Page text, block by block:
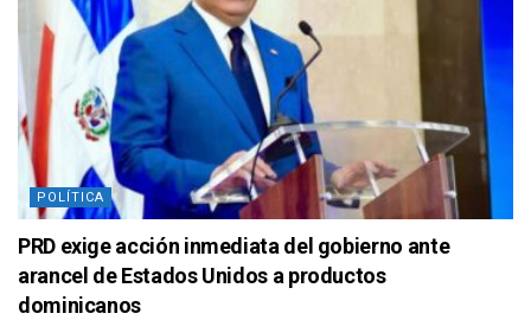
POLÍTICA
PRD exige acción inmediata del gobierno ante
arancel de Estados Unidos a productos
dominicanos